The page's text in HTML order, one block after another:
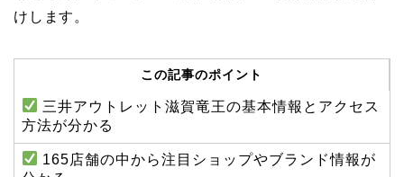
けします。
この記事のポイント
三井アウトレット滋賀竜王の基本情報とアクセス
方法が分かる
165店舗の中から注目ショップやブランド情報が